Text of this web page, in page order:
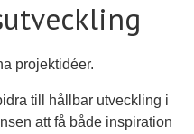
projektidéer.
till hållbar utveckling i
att få både inspiration